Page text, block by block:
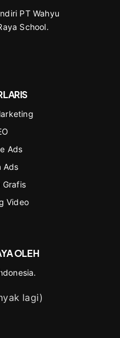
Ads
Ads
Grafis
Video
OLEH
lagi)